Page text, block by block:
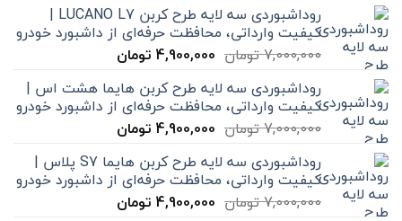
روداشبوردی سه‌ لایه طرح کربن LUCANO L7 |
کیفیت وارداتی، محافظت حرفه‌ای از داشبورد خودرو
7,000,000تومان قیمت
7,000,000 تومان
بود.
4,900,000 تومانقیمت
4,900,000 تومان
است.
روداشبوردی سه‌ لایه طرح کربن هایما هشت اس |
کیفیت وارداتی، محافظت حرفه‌ای از داشبورد خودرو
7,000,000تومان قیمت
7,000,000 تومان
بود.
4,900,000 تومانقیمت
4,900,000 تومان
است.
روداشبوردی سه‌ لایه طرح کربن هایما S7 پلاس |
کیفیت وارداتی، محافظت حرفه‌ای از داشبورد خودرو
7,000,000تومان قیمت
4,900,000 تومانقیمت